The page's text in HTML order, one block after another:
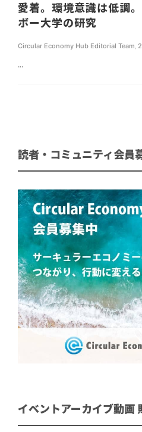
愛着。環境意識は低調
ボー大学の研究
Circular Economy Hub Editorial Team
...
読者・コミュニティ会員
イベントアーカイブ動画